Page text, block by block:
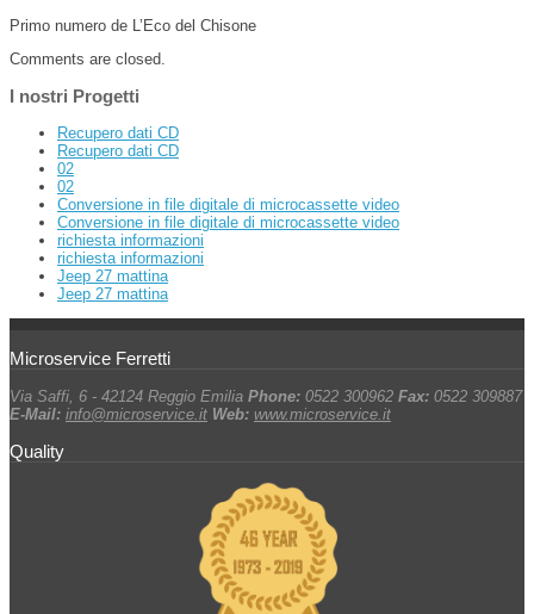
Primo numero de L’Eco del Chisone
Comments are closed.
I nostri Progetti
Recupero dati CD
Recupero dati CD
02
02
Conversione in file digitale di microcassette video
Conversione in file digitale di microcassette video
richiesta informazioni
richiesta informazioni
Jeep 27 mattina
Jeep 27 mattina
Microservice Ferretti
Via Saffi, 6 - 42124 Reggio Emilia Phone: 0522 300962 Fax: 0522 309887
E-Mail: info@microservice.it Web: www.microservice.it
Quality